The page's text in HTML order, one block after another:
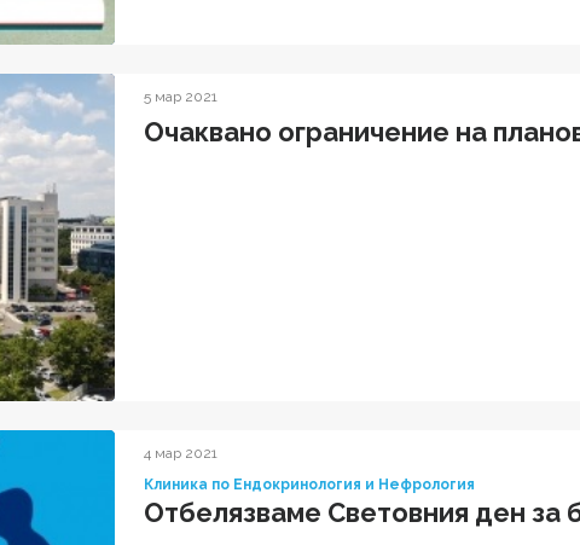
5 мар 2021
Oчаквано ограничение на
4 мар 2021
Клиника по Ендокринология и Нефрология
Отбелязваме Световния ден за